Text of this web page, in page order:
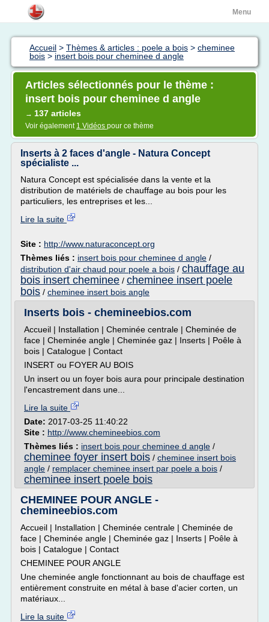
Menu
Accueil > Thèmes & articles : poele a bois > cheminee
bois > insert bois pour cheminee d angle
Articles sélectionnés pour le thème :
insert bois pour cheminee d angle
→ 137 articles
Voir également 1 Vidéos pour ce thème
Inserts à 2 faces d'angle - Natura Concept
spécialiste ...
Natura Concept est spécialisée dans la vente et la
distribution de matériels de chauffage au bois pour les
particuliers, les entreprises et les...
Lire la suite
Site : http://www.naturaconcept.org
Thèmes liés : insert bois pour cheminee d angle /
distribution d'air chaud pour poele a bois / chauffage au
bois insert cheminee / cheminee insert poele
bois / cheminee insert bois angle
Inserts bois - chemineebios.com
Accueil | Installation | Cheminée centrale | Cheminée de
face | Cheminée angle | Cheminée gaz | Inserts | Poêle à
bois | Catalogue | Contact
INSERT ou FOYER AU BOIS
Un insert ou un foyer bois aura pour principale destination
l'encastrement dans une...
Lire la suite
Date: 2017-03-25 11:40:22
Site : http://www.chemineebios.com
Thèmes liés : insert bois pour cheminee d angle /
cheminee foyer insert bois / cheminee insert bois
angle / remplacer cheminee insert par poele a bois /
cheminee insert poele bois
CHEMINEE POUR ANGLE -
chemineebios.com
Accueil | Installation | Cheminée centrale | Cheminée de
face | Cheminée angle | Cheminée gaz | Inserts | Poêle à
bois | Catalogue | Contact
CHEMINEE POUR ANGLE
Une cheminée angle fonctionnant au bois de chauffage est
entièrement construite en métal à base d'acier corten, un
matériaux...
Lire la suite